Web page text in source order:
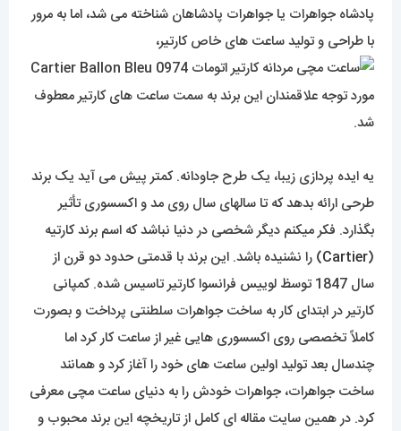
پادشاه جواهرات یا جواهرات پادشاهان شناخته می شد، اما به مرور
با طراحی و تولید ساعت های خاص کارتیر،
مورد توجه علاقمندان این برند به سمت ساعت های کارتیر معطوف
شد.
یه ایده پردازی زیبا، یک طرح جاودانه. کمتر پیش می آید یک برند
طرحی ارائه بدهد که تا سالهای سال روی مد و اکسسوری تأثیر
بگذارد. فکر میکنم دیگر شخصی در دنیا نباشد که اسم برند کارتیه
(
Cartier) را نشنیده باشد. این برند با قدمتی حدود دو قرن از
سال 1847 توسظ لوییس فرانسوا کارتیر تاسیس شده. کمپانی
کارتیر در ابتدای کار به ساخت جواهرات سلطنتی پرداخت و بصورت
کاملاً تخصصی روی اکسسوری هایی غیر از ساعت کار کرد اما
چندسال بعد تولید اولین ساعت های خود را آغاز کرد و همانند
ساخت جواهرات، جواهرات خودش را به دنیای ساعت مچی معرفی
کرد. در همین سایت مقاله ای کامل از تاریخچه این برند محبوب و